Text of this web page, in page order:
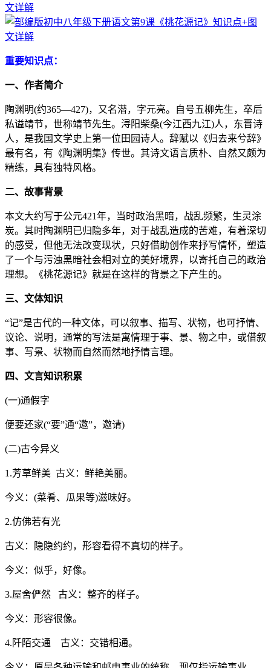
重要知识点：
一、作者简介
陶渊明(约365—427)，又名潜，字元亮。自号五柳先生，卒后
私谥靖节，世称靖节先生。浔阳柴桑(今江西九江)人，东晋诗
人，是我国文学史上第一位田园诗人。辞赋以《归去来兮辞》
最有名，有《陶渊明集》传世。其诗文语言质朴、自然又颇为
精练，具有独特风格。
二、故事背景
本文大约写于公元421年，当时政治黑暗，战乱频繁，生灵涂
炭。其时陶渊明已归隐多年，对于战乱造成的苦难，有着深切
的感受，但他无法改变现状，只好借助创作来抒写情怀，塑造
了一个与污浊黑暗社会相对立的美好境界，以寄托自己的政治
理想。《桃花源记》就是在这样的背景之下产生的。
三、文体知识
“记”是古代的一种文体，可以叙事、描写、状物，也可抒情、
议论、说明，通常的写法是寓情理于事、景、物之中，或借叙
事、写景、状物而自然而然地抒情言理。
四、文言知识积累
(一)通假字
便要还家(“要”通“邀”，邀请)
(二)古今异义
1.芳草鲜美 古义：鲜艳美丽。
今义：(菜肴、瓜果等)滋味好。
2.仿佛若有光
古义：隐隐约约，形容看得不真切的样子。
今义：似乎，好像。
3.屋舍俨然 古义：整齐的样子。
今义：形容很像。
4.阡陌交通 古义：交错相通。